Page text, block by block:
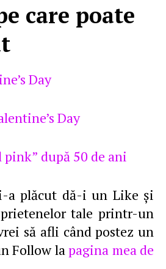
care poate
Day
Day
pink” după 50 de ani
a plăcut dă-i un Like şi
tale printr-un
să afli când postez un
Follow lapagina mea de